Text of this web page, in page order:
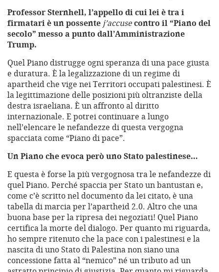
Professor Sternhell, l’appello di cui lei è tra i
firmatari è un possente j’accusecontro il “Piano del
secolo” messo a punto dall’Amministrazione
Trump.
Quel Piano distrugge ogni speranza di una pace giusta
e duratura. È la legalizzazione di un regime di
apartheid che vige nei Territori occupati palestinesi. È
la legittimazione delle posizioni più oltranziste della
destra israeliana. È un affronto al diritto
internazionale. E potrei continuare a lungo
nell’elencare le nefandezze di questa vergogna
spacciata come “Piano di pace”.
Un Piano che evoca però uno Stato palestinese…
E questa è forse la più vergognosa tra le nefandezze di
quel Piano. Perché spaccia per Stato un bantustan e,
come c’è scritto nel documento da lei citato, è una
tabella di marcia per l’apartheid 2.0. Altro che una
buona base per la ripresa dei negoziati! Quel Piano
certifica la morte del dialogo. Per quanto mi riguarda,
ho sempre ritenuto che la pace con i palestinesi e la
nascita di uno Stato di Palestina non siano una
concessione fatta al “nemico” né un tributo ad un